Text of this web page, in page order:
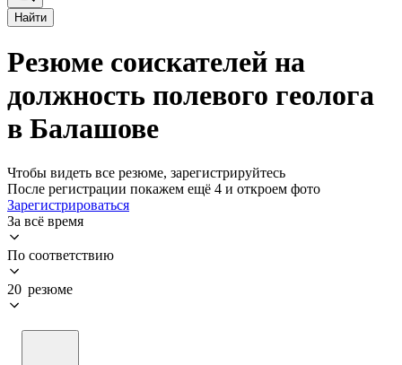
Найти
Резюме соискателей на
должность полевого геолога
в Балашове
Чтобы видеть все резюме, зарегистрируйтесь
После регистрации покажем ещё 4 и откроем фото
Зарегистрироваться
За всё время
По соответствию
20 резюме